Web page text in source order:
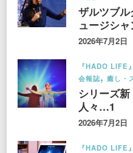
ザルツブル
ュージシャ
2026年7月2日
『HADO LIFE
会報誌
癒し・
シリーズ
人々…1
2026年7月2日
『HADO LIFE